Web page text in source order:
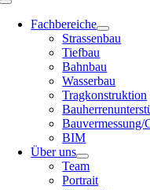
Toggle
NavigationFachbereiche
Strassenbau
Tiefbau
Bahnbau
Wasserbau
Tragkonstruktion
Bauvermessung/
BIM
Über uns
Team
Portrait